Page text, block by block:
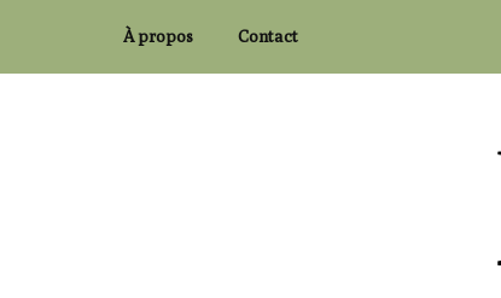
À propos Contact